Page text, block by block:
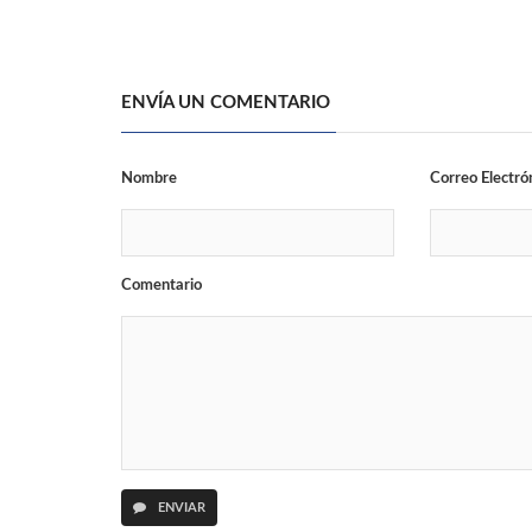
ENVÍA UN COMENTARIO
Nombre Correo
Comentario
ENVIAR